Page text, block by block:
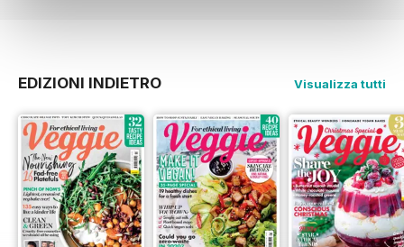
EDIZIONI INDIETRO Visualizza tutti